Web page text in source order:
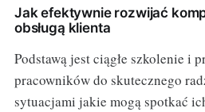
Jak efektywnie rozwijać
obsługą klienta
Podstawą jest ciągłe szkolenie i
pracowników do skutecznego
sytuacjami jakie mogą spotkać